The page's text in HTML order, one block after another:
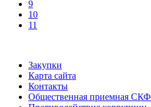
9
10
11
Закупки
Карта сайта
Контакты
Общественная приемная СКФ